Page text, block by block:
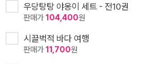
우당탕탕 야옹이 세트 - 전10권
판매가104,400원
시끌벅적 바다 여행
판매가11,700원